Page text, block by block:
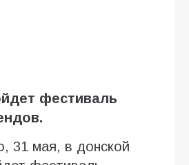
фестиваль
31 мая, в донской